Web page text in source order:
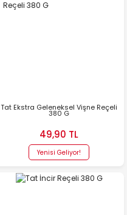
Tat Ekstra Geleneksel Vişne Reçeli
380 G
49,90 TL
Yenisi Geliyor!